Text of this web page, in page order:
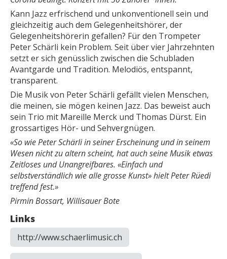
Kann Jazz erfrischend und unkonventionell sein und
gleichzeitig auch dem Gelegenheitshörer, der
Gelegenheitshörerin gefallen? Für den Trompeter
Peter Schärli kein Problem. Seit über vier Jahrzehnten
setzt er sich genüsslich zwischen die Schubladen
Avantgarde und Tradition. Melodiös, entspannt,
transparent.
Die Musik von Peter Schärli gefällt vielen Menschen,
die meinen, sie mögen keinen Jazz. Das beweist auch
sein Trio mit Mareille Merck und Thomas Dürst. Ein
grossartiges Hör- und Sehvergnügen.
«So wie Peter Schärli in seiner Erscheinung und in seinem
Wesen nicht zu altern scheint, hat auch seine Musik etwas
Zeitloses und Unangreifbares. «Einfach und
selbstverständlich wie alle grosse Kunst» hielt Peter Rüedi
treffend fest.»
Pirmin Bossart, Willisauer Bote
Links
http://www.schaerlimusic.ch